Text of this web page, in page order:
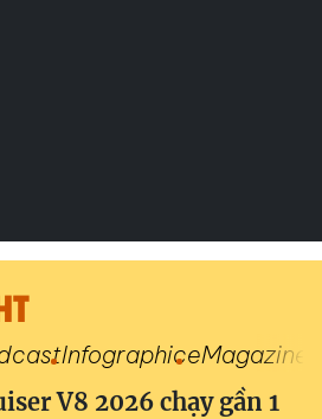
InfographiceMagazine
V8 2026 chạy gần 1